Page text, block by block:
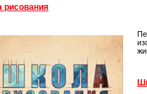
рисования